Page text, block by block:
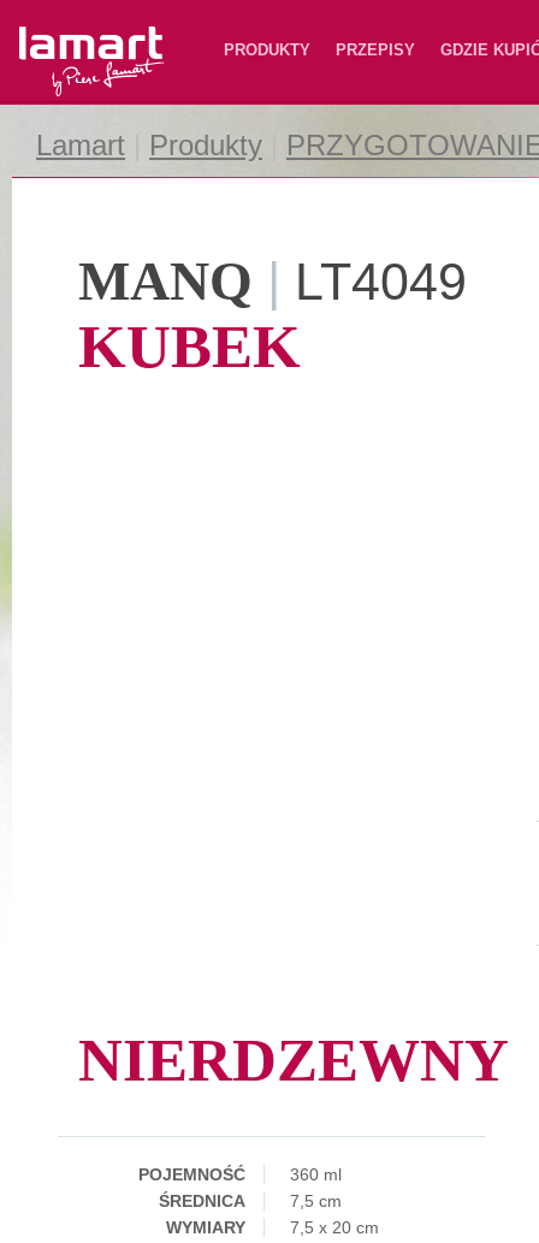
Lamart PRODUKTY PRZEPISY GDZIE
Lamart Produkty
MANQ | LT4049
KUBEK
NIERDZEWNY
POJEMNOŚĆ
360 ml
ŚREDNICA
7,5 cm
WYMIARY
7,5 x 20 cm